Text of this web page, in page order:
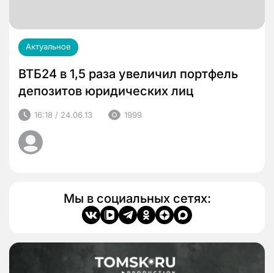
Актуальное
ВТБ24 в 1,5 раза увеличил портфель
депозитов юридических лиц
16:18 / 24.06.13 1999
Мы в социальных сетях: